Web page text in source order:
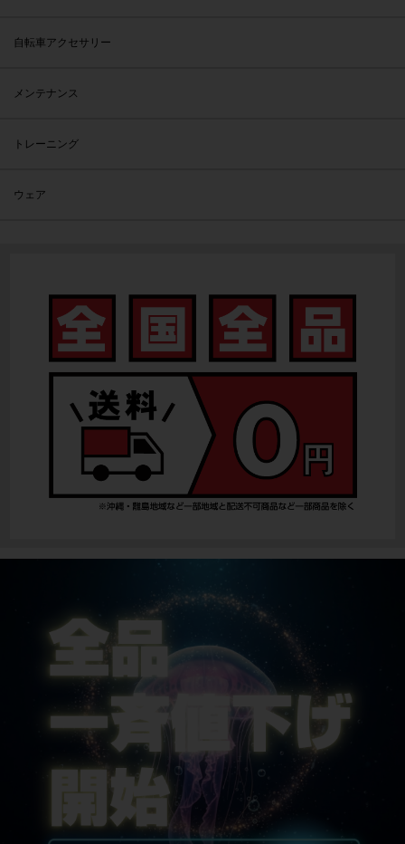
自転車アクセサリー
メンテナンス
トレーニング
ウェア